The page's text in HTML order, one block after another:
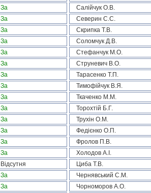
За Салійчук О.В.
За Северин С.С.
За Скрипка Т.В.
За Соломчук Д.В.
За Стефанчук М.О.
За Струневич В.О.
За Тарасенко Т.П.
За Тимофійчук В.Я.
За Ткаченко М.М.
За Торохтій Б.Г.
За Трухін О.М.
За Федієнко О.П.
За Фролов П.В.
За Холодов А.І.
Відсутня Циба Т.В.
За Чернявський С.М.
За Чорноморов А.О.